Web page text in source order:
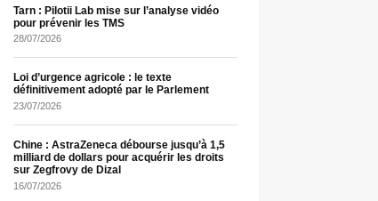
Tarn : Pilotii Lab mise sur l’analyse vidéo
pour prévenir les TMS
28/07/2026
Loi d’urgence agricole : le texte
définitivement adopté par le Parlement
23/07/2026
Chine : AstraZeneca débourse jusqu’à 1,5
milliard de dollars pour acquérir les droits
sur Zegfrovy de Dizal
16/07/2026